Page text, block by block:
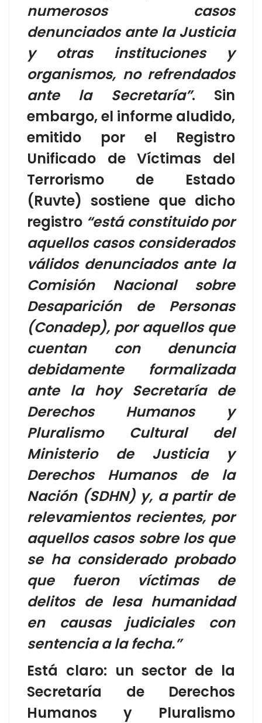
numerosos casos
denunciados ante la Justicia
y otras instituciones y
organismos, no refrendados
ante la Secretaría”. Sin
embargo, el informe aludido,
emitido por el Registro
Unificado de Víctimas del
Terrorismo de Estado
(Ruvte) sostiene que dicho
registro “está constituido por
aquellos casos considerados
válidos denunciados ante la
Comisión Nacional sobre
Desaparición de Personas
(Conadep), por aquellos que
cuentan con denuncia
debidamente formalizada
ante la hoy Secretaría de
Derechos Humanos y
Pluralismo Cultural del
Ministerio de Justicia y
Derechos Humanos de la
Nación (SDHN) y, a partir de
relevamientos recientes, por
aquellos casos sobre los que
se ha considerado probado
que fueron víctimas de
delitos de lesa humanidad
en causas judiciales con
sentencia a la fecha.”
Está claro: un sector de la
Secretaría de Derechos
Humanos y Pluralismo